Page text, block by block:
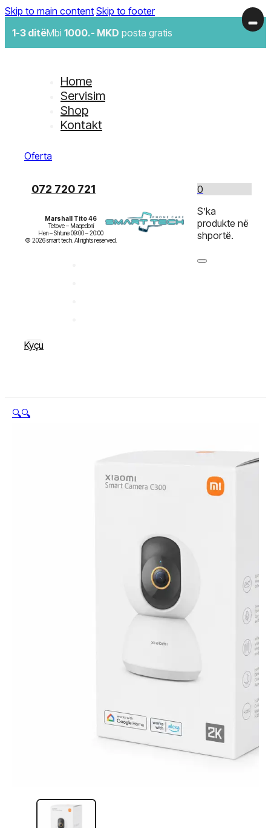
Skip to main content Skip to footer
1-3 ditëMbi 1000.- MKD posta gratis
Home
Servisim
Shop
Kontakt
Oferta
072 720 721
Marshall Tito 46
Tetove – Maqedoni
Hen – Shtune 09:00 – 20:00
Kyçu
0
S’ka
produkte në
shportë.
🔍🔍